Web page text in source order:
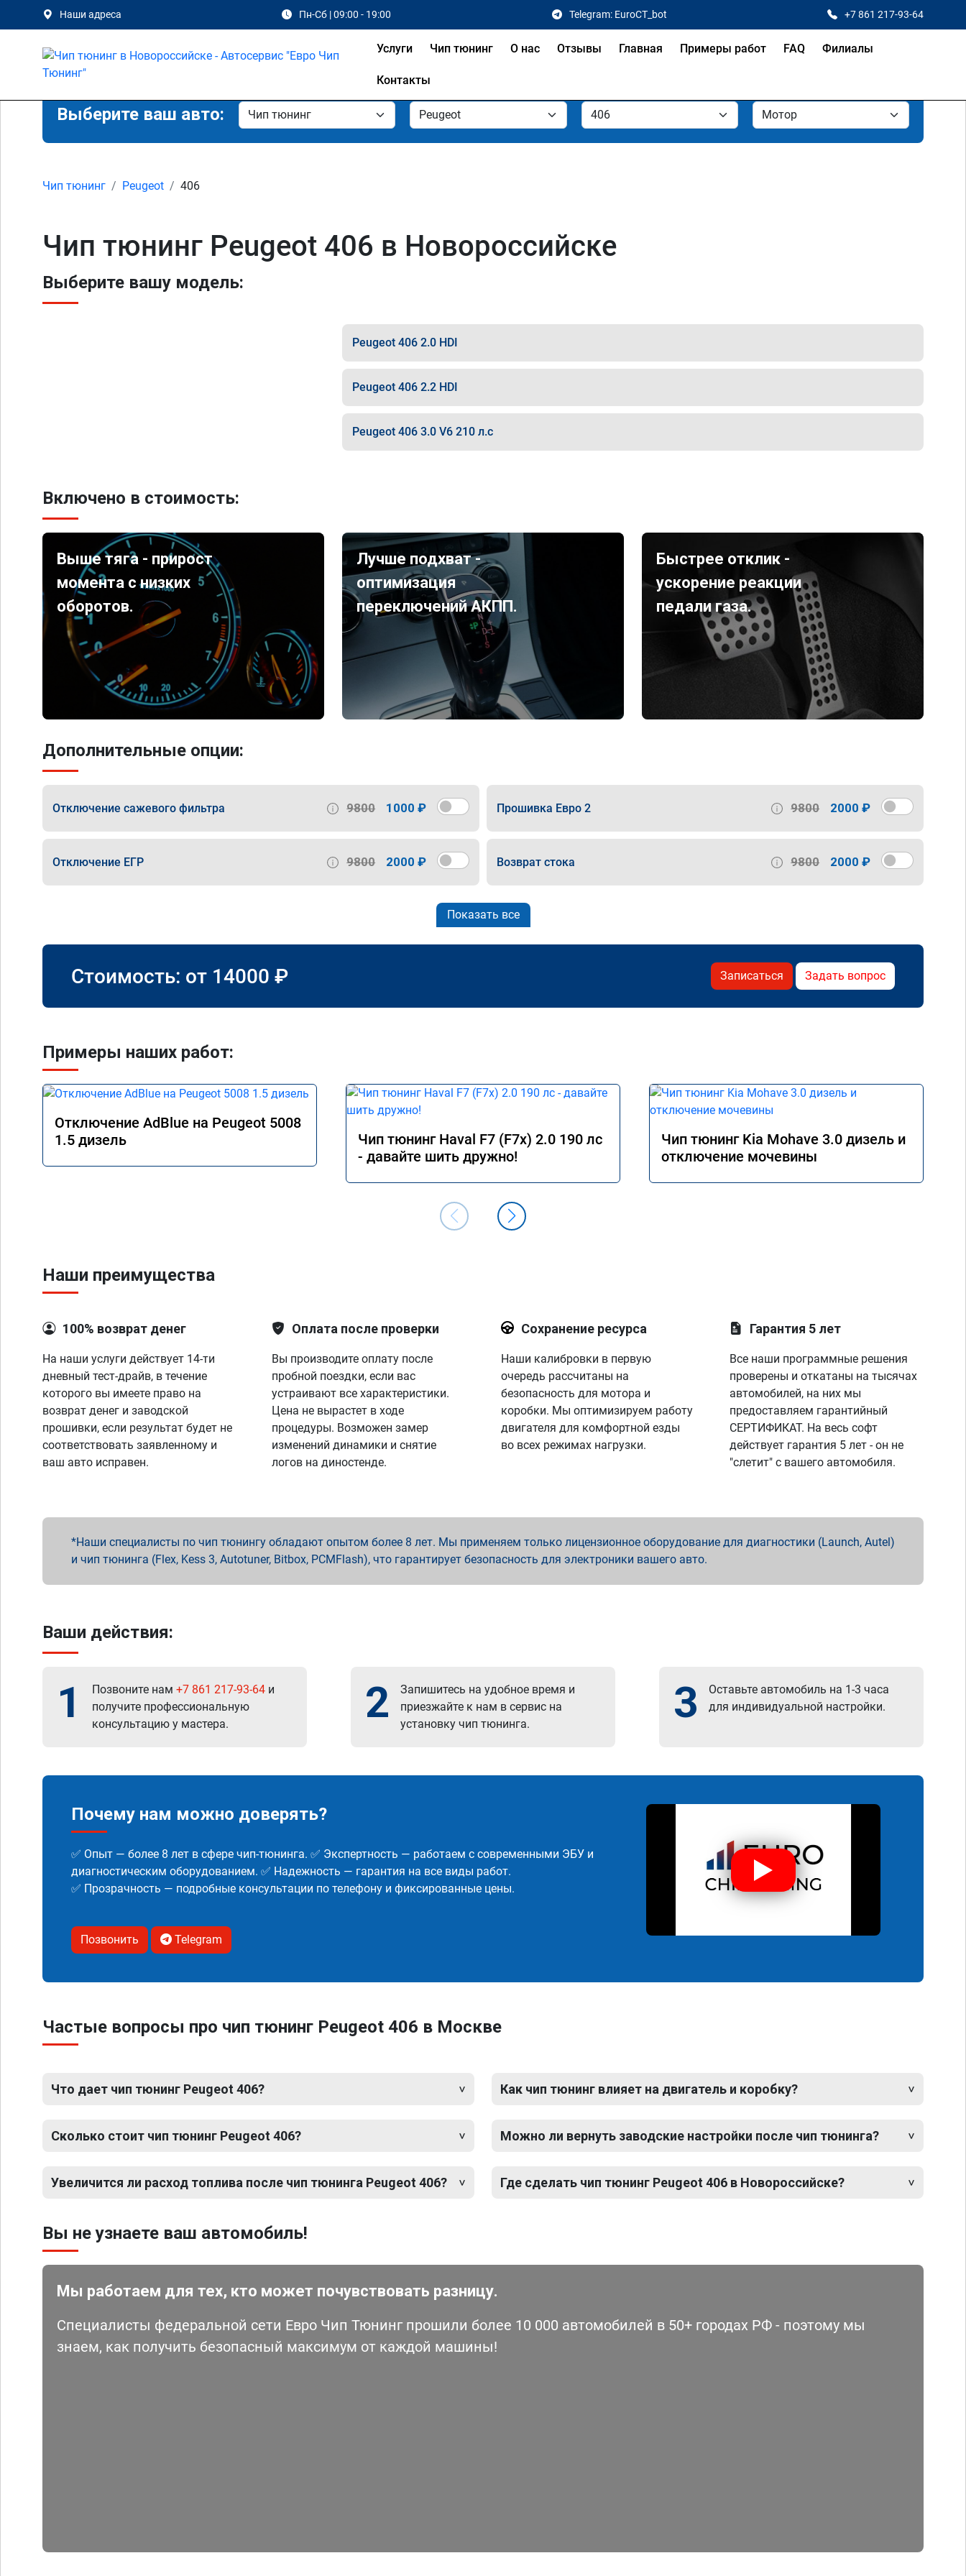
Наши адреса Пн-Сб | 09:00 - 19:00 Telegram: EuroCT_bot +7 861 217-93-64
Услуги Чип тюнинг О нас Отзывы Главная Примеры работ FAQ Филиалы
Контакты
Выберите ваш авто:
Чип тюнинг Peugeot 406
Чип тюнинг Peugeot 406 в Новороссийске
Выберите вашу модель:
Peugeot 406 2.0 HDI
Peugeot 406 2.2 HDI
Peugeot 406 3.0 V6 210 л.с
Включено в стоимость:
Выше тяга - прирост
момента с низких
оборотов.
Лучше подхват -
оптимизация
переключений АКПП.
Быстрее отклик -
ускорение реакции
педали газа.
Дополнительные опции:
Отключение сажевого фильтра 9800 1000 ₽ Прошивка Евро 2 9800 2000 ₽
Отключение ЕГР 9800 2000 ₽ Возврат стока 9800 2000 ₽
Показать все
Стоимость: от 14000 ₽ Записаться Задать вопрос
Примеры наших работ:
Отключение AdBlue на Peugeot 5008
1.5 дизель
Чип тюнинг Haval F7 (F7x) 2.0 190 лс
- давайте шить дружно!
Чип тюнинг Kia Mohave 3.0 дизель и
отключение мочевины
Наши преимущества
100% возврат денег
На наши услуги действует 14-ти
дневный тест-драйв, в течение
которого вы имеете право на
возврат денег и заводской
прошивки, если результат будет не
соответствовать заявленному и
ваш авто исправен.
Оплата после проверки
Вы производите оплату после
пробной поездки, если вас
устраивают все характеристики.
Цена не вырастет в ходе
процедуры. Возможен замер
изменений динамики и снятие
логов на диностенде.
Сохранение ресурса
Наши калибровки в первую
очередь рассчитаны на
безопасность для мотора и
коробки. Мы оптимизируем работу
двигателя для комфортной езды
во всех режимах нагрузки.
Гарантия 5 лет
Все наши программные решения
проверены и откатаны на тысячах
автомобилей, на них мы
предоставляем гарантийный
СЕРТИФИКАТ. На весь софт
действует гарантия 5 лет - он не
"слетит" с вашего автомобиля.
Наши специалисты по чип тюнингу обладают опытом более 8 лет. Мы применяем только лицензионное оборудование для диагностики (Launch, Autel)
и чип тюнинга (Flex, Kess 3, Autotuner, Bitbox, PCMFlash), что гарантирует безопасность для электроники вашего авто.
Ваши действия:
1 Позвоните нам +7 861 217-93-64 и
получите профессиональную
консультацию у мастера.
2
Запишитесь на удобное время и
приезжайте к нам в сервис на
установку чип тюнинга.
3
Оставьте автомобиль на 1-3 часа
для индивидуальной настройки.
Почему нам можно доверять?
✅ Опыт — более 8 лет в сфере чип-тюнинга. ✅ Экспертность — работаем с современными ЭБУ и
диагностическим оборудованием. ✅ Надежность — гарантия на все виды работ.
✅ Прозрачность — подробные консультации по телефону и фиксированные цены.
Позвонить Telegram
Частые вопросы про чип тюнинг Peugeot 406 в Москве
Что дает чип тюнинг Peugeot 406?
Сколько стоит чип тюнинг Peugeot 406?
Увеличится ли расход топлива после чип тюнинга Peugeot 406?
Как чип тюнинг влияет на двигатель и коробку?
Можно ли вернуть заводские настройки после чип тюнинга?
Где сделать чип тюнинг Peugeot 406 в Новороссийске?
Вы не узнаете ваш автомобиль!
Мы работаем для тех, кто может почувствовать разницу.
Специалисты федеральной сети Евро Чип Тюнинг прошили более 10 000 автомобилей в 50+ городах РФ - поэтому мы
знаем, как получить безопасный максимум от каждой машины!